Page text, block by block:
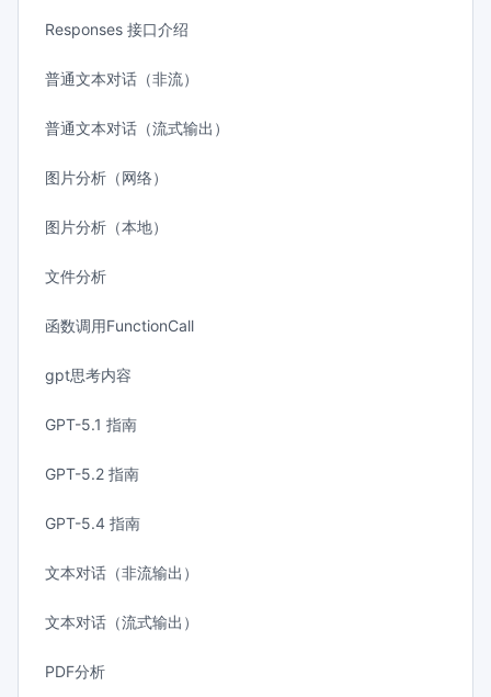
Responses 接口介绍
普通文本对话（非流）
普通文本对话（流式输出）
图片分析（网络）
图片分析（本地）
文件分析
函数调用FunctionCall
gpt思考内容
GPT-5.1 指南
GPT-5.2 指南
GPT-5.4 指南
文本对话（非流输出）
文本对话（流式输出）
PDF分析